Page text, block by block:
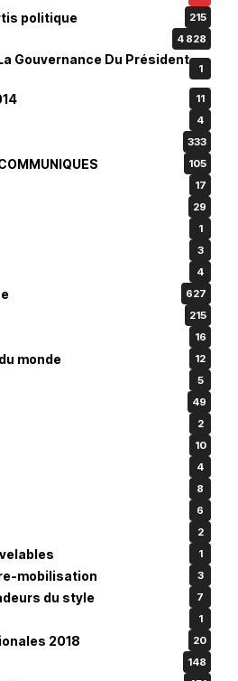
politique 215
4 828
Gouvernance Du Président
1
11
4
333
105
17
29
1
3
4
627
215
16
monde 12
5
49
2
10
4
8
6
2
1
mobilisation 3
du style 7
1
2018 20
148